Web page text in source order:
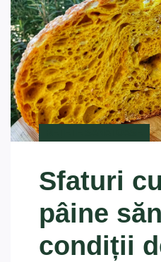
Sfaturi
pâine
condiții